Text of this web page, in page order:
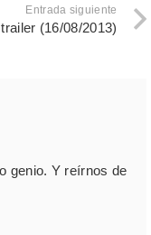
Entrada siguiente
(16/08/2013)
genio. Y reírnos de